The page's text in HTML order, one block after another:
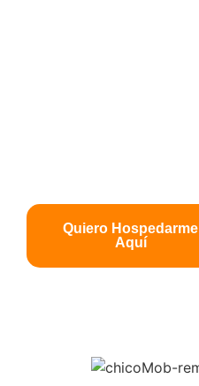
Quiero Hospedarme
Aquí